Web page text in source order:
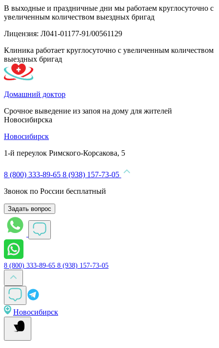
В выходные и праздничные дни мы работаем круглосуточно с
увеличенным количеством выездных бригад
Лицензия: Л041-01177-91/00561129
Клиника работает круглосуточно с увеличенным количеством
выездных бригад
Домашний доктор
Срочное выведение из запоя на дому для жителей
Новосибирска
Новосибирск
1-й переулок Римского-Корсакова, 5
8 (800) 333-89-65 8 (938) 157-73-05
Звонок по России бесплатный
Задать вопрос
8 (800) 333-89-65 8 (938) 157-73-05
Новосибирск